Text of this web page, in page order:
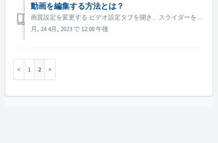
動画を編集する方法とは？
画質設定を変更する ビデオ設定タブを開き、スライダーをドラッグしてビデオのビットレートを調整します： 動画をトリミングする方法
月, 24 4月, 2023 で 12:08 午後
1 2